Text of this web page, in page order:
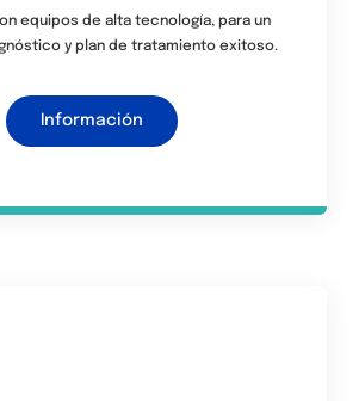
equipos de alta tecnología, para un
y plan de tratamiento exitoso.
Información